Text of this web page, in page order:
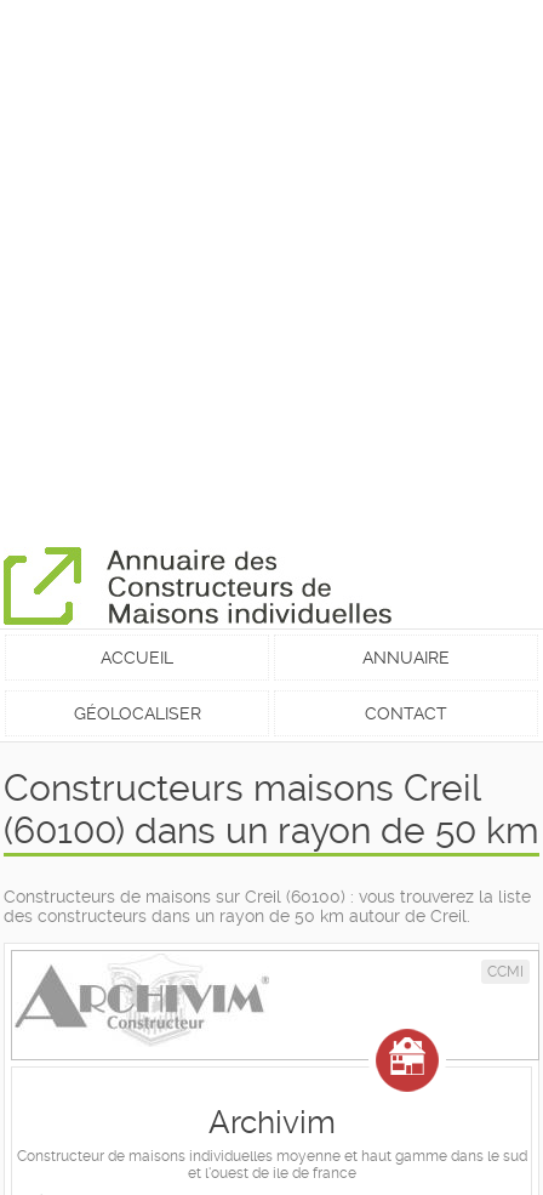
ACCUEIL ANNUAIRE
GÉOLOCALISER CONTACT
Constructeurs maisons Creil
(60100) dans un rayon de 50 km
Constructeurs de maisons sur Creil (60100) : vous trouverez la liste
des constructeurs dans un rayon de 50 km autour de Creil.
CCMI
Archivim
Constructeur de maisons individuelles moyenne et haut gamme dans le sud
et l'ouest de ile de france